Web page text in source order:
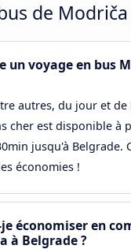
de
un voyage en bus
autres, du jour et
cher est disponible à
jusqu'à Belgrade.
économies !
économiser en
à Belgrade ?